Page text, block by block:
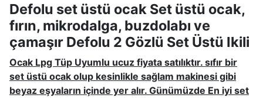
Defolu set üstü ocak Set üstü ocak,
fırın, mikrodalga, buzdolabı ve
çamaşır Defolu 2 Gözlü Set Üstü Ikili
Ocak Lpg Tüp Uyumlu ucuz fiyata satılıktır. sıfır bir
set üstü ocak olup kesinlikle sağlam makinesi gibi
beyaz eşyaların içinde yer alır. Günümüzde En iyi set